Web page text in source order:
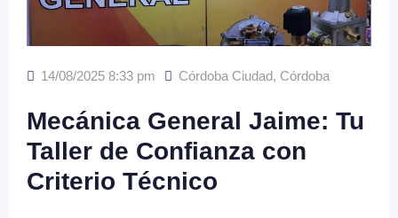
14/08/2025 8:33 pm Córdoba Ciudad, Córdoba
Mecánica General Jaime: Tu
Taller de Confianza con
Criterio Técnico